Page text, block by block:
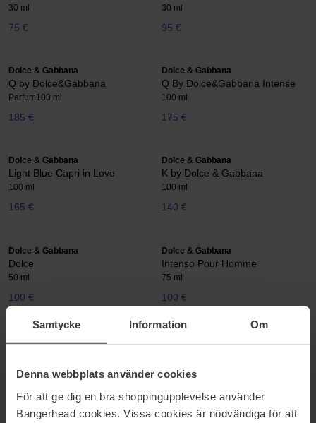
Samtycke Information Om
Denna webbplats använder cookies
För att ge dig en bra shoppingupplevelse använder
Bangerhead cookies. Vissa cookies är nödvändiga för att
30 ml
75 €
30 ml
95 €
Dolce & Gabbana
Q by Dolce&Gabbana
Parfum100 ml
185 €
Dolce & Gabbana
Q By Dolce&Gabbana Intense
100 ml
175 €
Dolce & Gabbana
Light Blue Capri in Love
100 ml
165 €
Dolce & Gabbana
K by Dolce & Gabbana
100 ml
140 €
Dolce & Gabbana
Dolce
50 ml
100 €
Dolce & Gabbana
Intenso Pour Homme
75 ml
100 €
Dolce & Gabbana